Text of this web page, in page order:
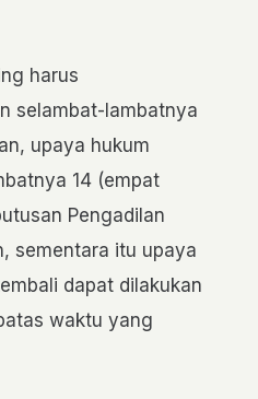
harus
selambat-lambatnya
upaya hukum
14 (empat
Pengadilan
sementara itu upaya
dapat dilakukan
waktu yang